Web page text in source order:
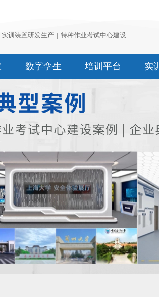
实训装置研发生产 | 特种作业考试中心建设
数字孪生 培训平台 实